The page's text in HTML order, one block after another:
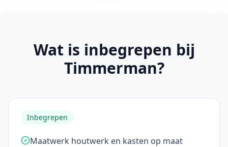
Wat is inbegrepen bij
Timmerman?
Inbegrepen
Maatwerk houtwerk en kasten op maat